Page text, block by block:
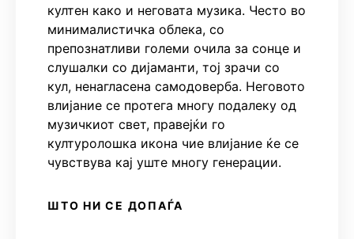
култен како и неговата музика. Често во
минималистичка облека, со
препознатливи големи очила за сонце и
слушалки со дијаманти, тој зрачи со
кул, ненагласена самодоверба. Неговото
влијание се протега многу подалеку од
музичкиот свет, правејќи го
културолошка икона чие влијание ќе се
чувствува кај уште многу генерации.
ШТО НИ СЕ ДОПАЃА